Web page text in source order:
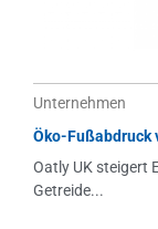
Unternehmen
Öko-Fußabdruck
Oatly UK steigert
Getreide...